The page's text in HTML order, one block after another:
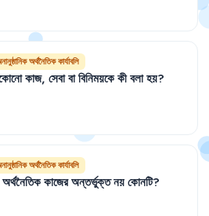
অর্থনৈতিক কার্যাবলি
কাজ, সেবাবাবিনিময়কেকীবলাহয়?
অর্থনৈতিক কার্যাবলি
অর্থনৈতিককাজেরঅন্তর্ভুক্তনয়কোনটি?